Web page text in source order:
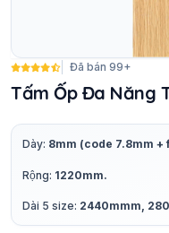
Đã bán 99+
Tấm Ốp Đa Năng
Dày: 8mm (code 7.8mm
Rộng: 1220mm.
Dài 5 size: 2440mmm,